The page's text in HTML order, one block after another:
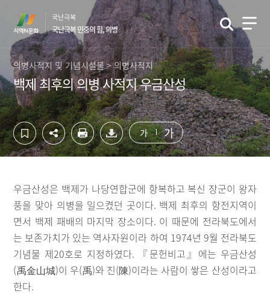
바
로
가
기
로
가
기
국난극복
국난극복 민중의 힘, 의병
의병사적지 및 기념시설물 > 의병사적지
백제 최후의 의병 사적지 우금산성
가 가
우금산성은 백제가 나당연합군에 항복하고 복신 장군이 왕자
풍을 맞아 의병을 일으켰던 곳이다. 백제 최후의 항전지역이
면서 백제 패배의 마지막 장소이다. 이 때문에 전라북도에서
는 보존가치가 있는 역사자원이라 하여 1974년 9월 전라북도
기념물 제20호로 지정하였다. 『문헌비고』에는 우금산성
(禹金山城)이 우(禹)와 진(陳)이라는 사람이 쌓은 산성이라고
한다.